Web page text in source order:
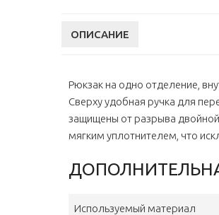
ОПИСАНИЕ
Рюкзак на одно отделение,
Сверху удобная ручка для
защищены от разрыва двойной
мягким уплотнителем, что
Используемый материал